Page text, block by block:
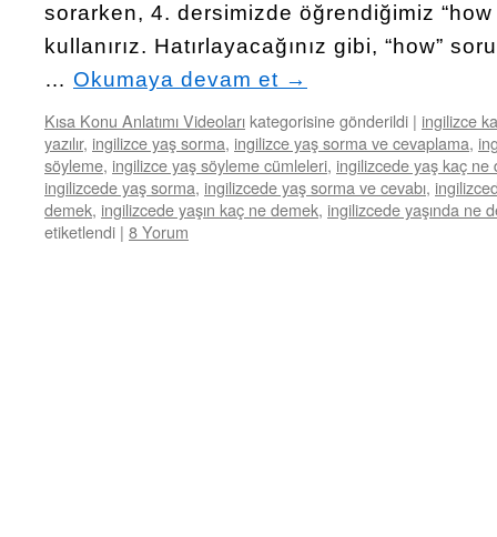
sorarken, 4. dersimizde öğrendiğimiz “how
kullanırız. Hatırlayacağınız gibi, “how”
… Okumaya devam et →
Kısa Konu Anlatımı Videoları kategorisine gönderildi | ingilizce
yazılır, ingilizce yaş sorma, ingilizce yaş sorma ve cevaplama,
söyleme, ingilizce yaş söyleme cümleleri, ingilizcede yaş kaç ne
ingilizcede yaş sorma, ingilizcede yaş sorma ve cevabı,
demek, ingilizcede yaşın kaç ne demek, ingilizcede yaşında ne
etiketlendi | 8 Yorum